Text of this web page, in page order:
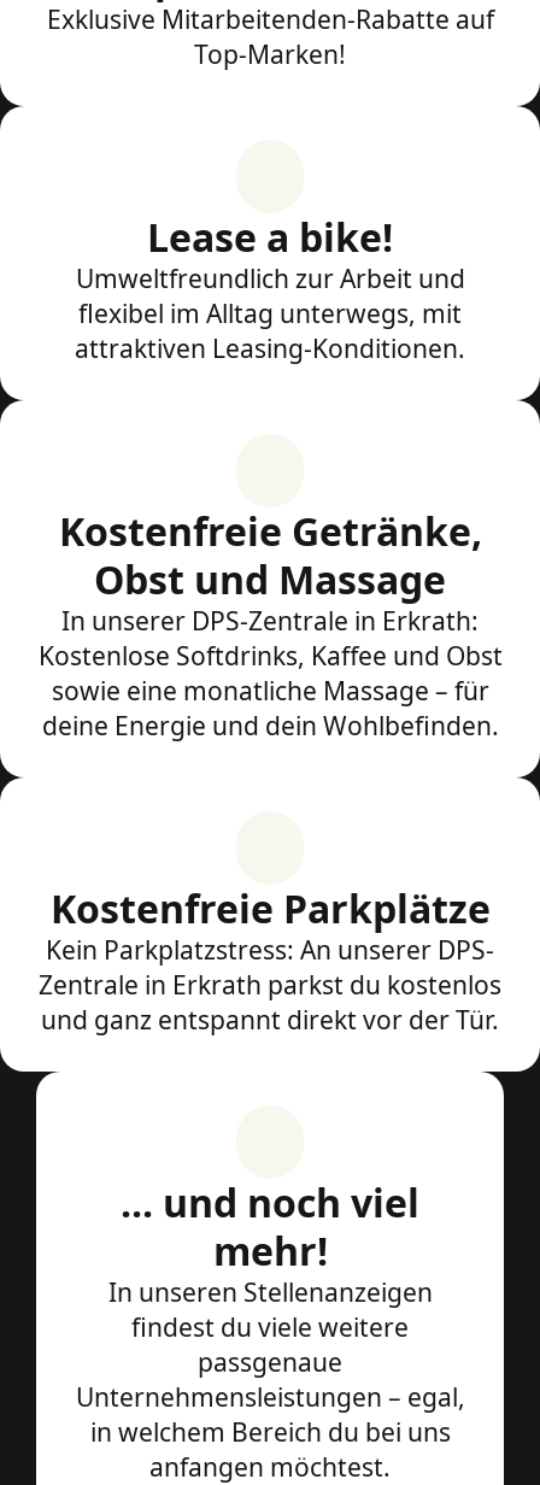
Exklusive Mitarbeitenden-Rabatte auf
Top-Marken!
Lease a bike!
Umweltfreundlich zur Arbeit und
flexibel im Alltag unterwegs, mit
attraktiven Leasing-Konditionen.
Kostenfreie Getränke,
Obst und Massage
In unserer DPS-Zentrale in Erkrath:
Kostenlose Softdrinks, Kaffee und Obst
sowie eine monatliche Massage – für
deine Energie und dein Wohlbefinden.
Kostenfreie Parkplätze
Kein Parkplatzstress: An unserer DPS-
Zentrale in Erkrath parkst du kostenlos
und ganz entspannt direkt vor der Tür.
... und noch viel
mehr!
In unseren Stellenanzeigen
findest du viele weitere
passgenaue
Unternehmensleistungen – egal,
in welchem Bereich du bei uns
anfangen möchtest.